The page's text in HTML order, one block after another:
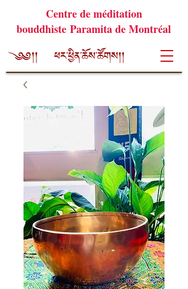
Centre de méditation
bouddhiste Paramita de Montréal